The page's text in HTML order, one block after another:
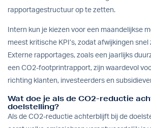
rapportagestructuur op te zetten.
Intern kun je kiezen voor een maandelijkse
meest kritische KPI’s, zodat afwijkingen
Externe rapportages, zoals een jaarlijks
een CO2-footprintrapport, zijn waardevol
richting klanten, investeerders en
Wat doe je als de CO2-reductie
doelstelling?
Als de CO2-reductie achterblijft bij de